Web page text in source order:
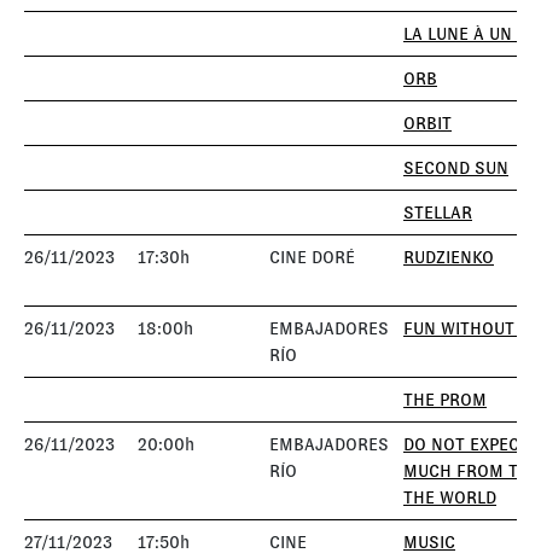
LA LUNE À UN
ORB
ORBIT
SECOND SUN
STELLAR
26/11/2023 17:30h CINE DORÉ RUDZIENKO
26/11/2023 18:00h
EMBAJADORES
RÍO
FUN WITHOUT
THE PROM
26/11/2023 20:00h
EMBAJADORES
RÍO
DO NOT EXPECT
MUCH FROM
THE WORLD
27/11/2023 17:50h
CINE
MUSIC